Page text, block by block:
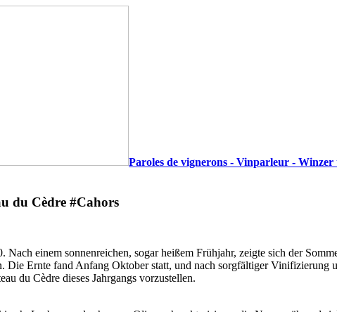
Paroles de vignerons - Vinparleur - Winzer
du Cèdre #Cahors
einem sonnenreichen, sogar heißem Frühjahr, zeigte sich der
Die Ernte fand Anfang Oktober statt, und nach sorgfältiger
du Cèdre dieses Jahrgangs vorzustellen.